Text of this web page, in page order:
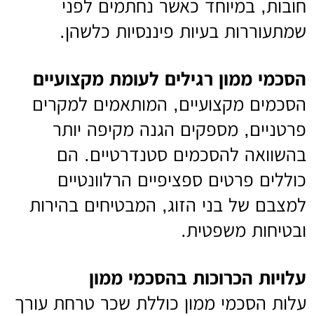
חובות, במיוחד כאשר נחתמים לפני
שמתעוררות בעיות פיננסיות כלשהן.
הסכמי ממון רגילים לעומת מקצועיים
הסכמים מקצועיים, המותאמים למקרים
פרטניים, מספקים הגנה מקיפה יותר
בהשוואה להסכמים סטנדרטיים. הם
כוללים פרטים ספציפיים הרלוונטיים
למצבם של בני הזוג, המבטיחים בהירות
ובטיחות משפטית.
עלויות הכרוכות בהסכמי ממון
עלות הסכמי ממון כוללת שכר טרחת עורך